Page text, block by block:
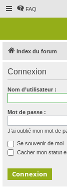
FAQ
Index du forum
Connexion
Nom d’utilisateur :
Mot de passe :
J’ai oublié mon mot de
Se souvenir de moi
Cacher mon statut